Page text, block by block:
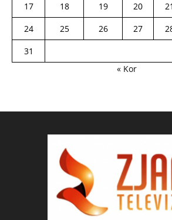
17
18 19 20 21
24
25 26 27
31
« Kor